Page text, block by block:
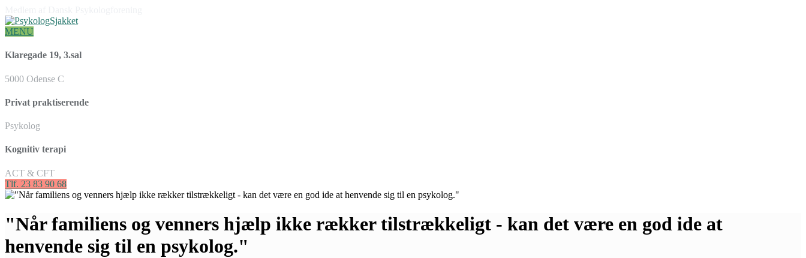
MENU
Klaregade 19, 3.sal
5000 Odense C
Privat praktiserende
Psykolog
Kognitiv terapi
ACT & CFT
Tlf. 23 83 90 68
"Når familiens og venners hjælp ikke rækker tilstrækkeligt - kan det være en god ide at
henvende sig til en psykolog."